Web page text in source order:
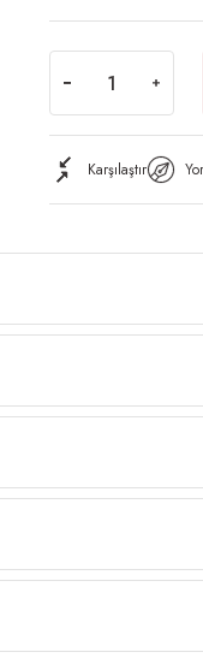
Karşılaştır